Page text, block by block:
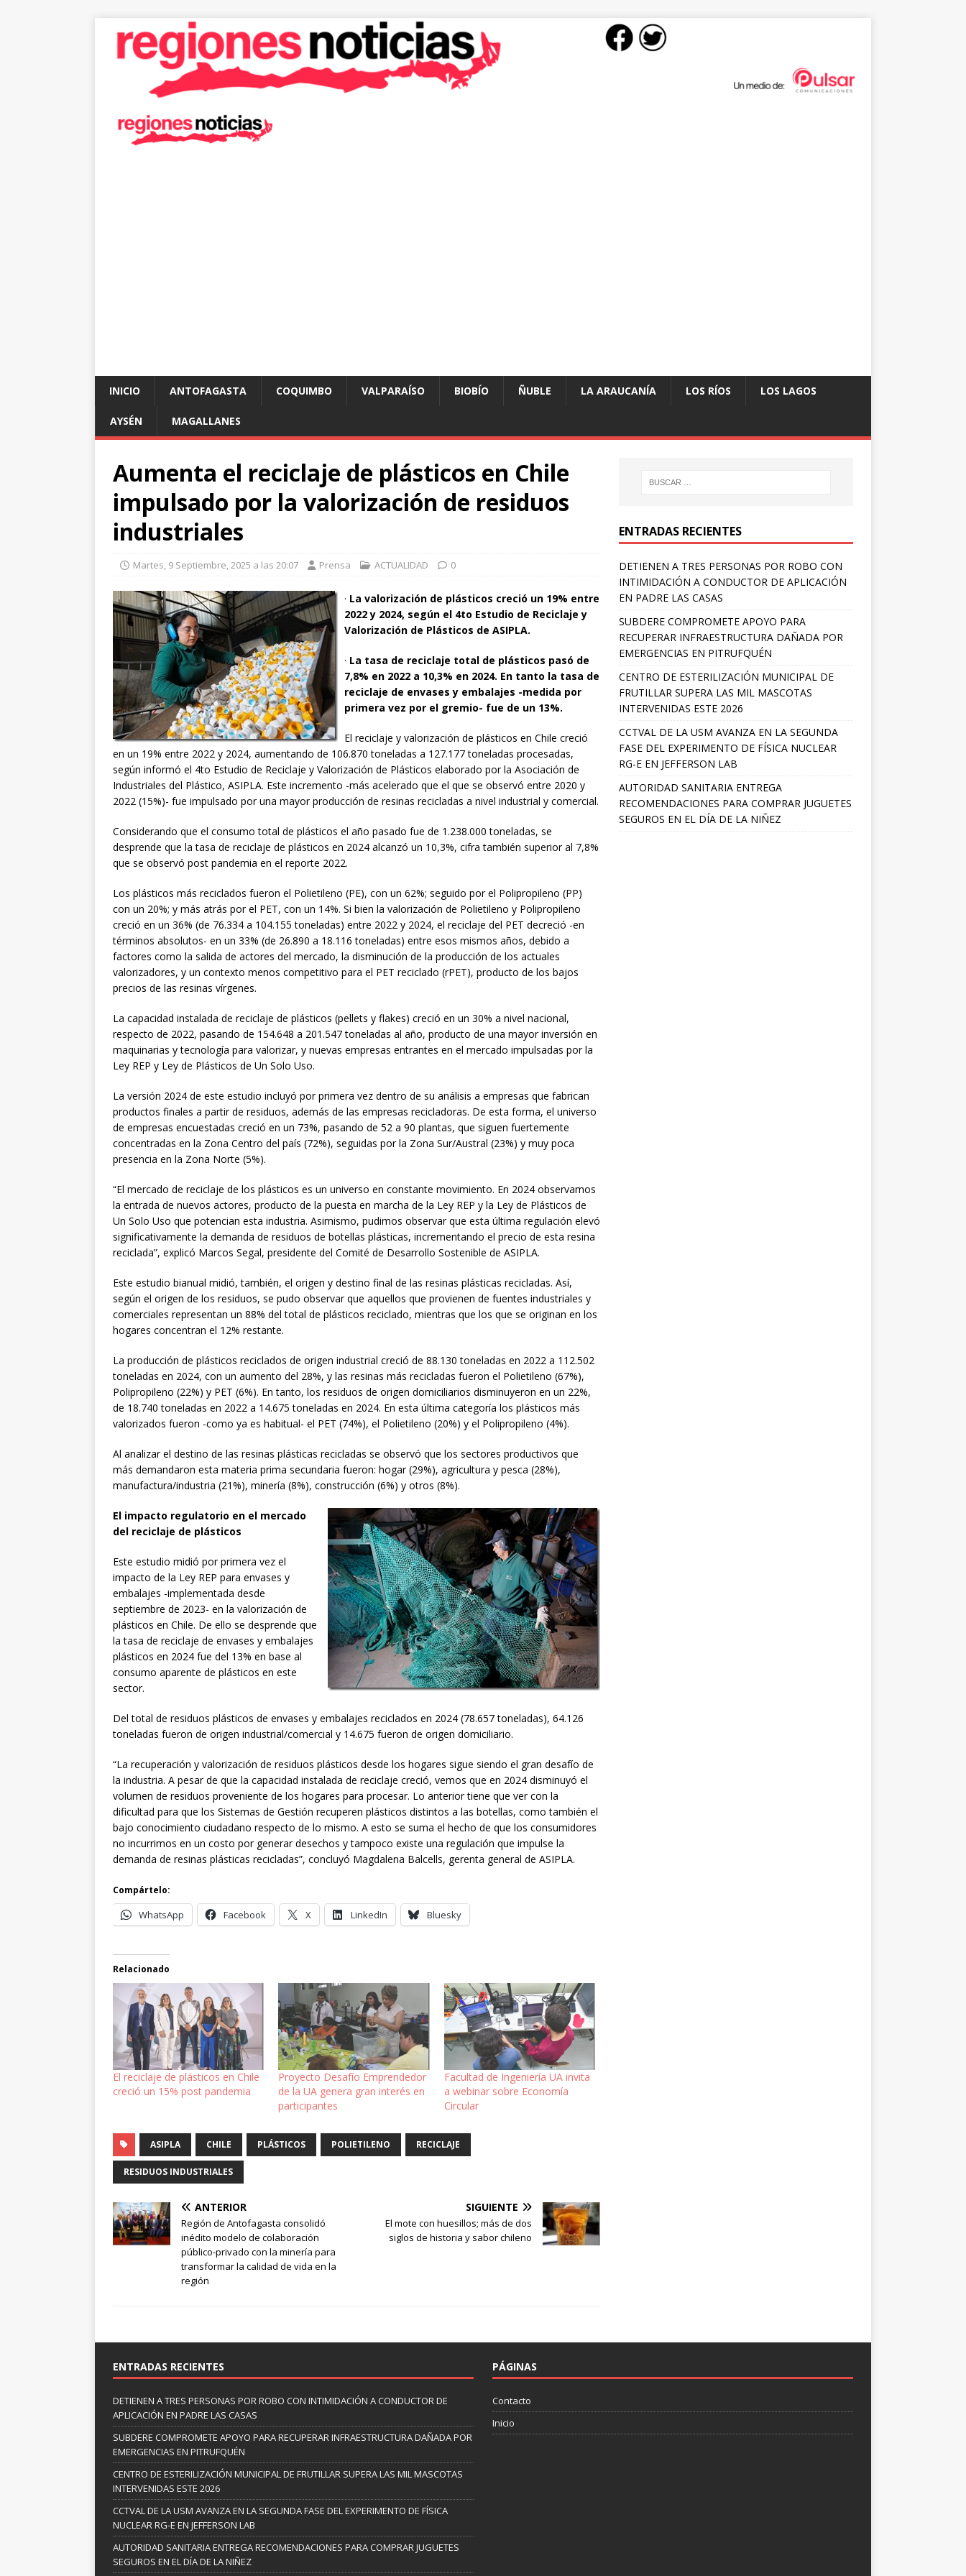
INICIO ANTOFAGASTA COQUIMBO VALPARAÍSO BIOBÍO ÑUBLE LA ARAUCANÍA LOS RÍOS LOS LAGOS
AYSÉN MAGALLANES
Aumenta el reciclaje de plásticos en Chile
impulsado por la valorización de residuos
industriales
Martes, 9 Septiembre, 2025 a las 20:07 Prensa ACTUALIDAD 0
· La valorización de plásticos creció un 19% entre
2022 y 2024, según el 4to Estudio de Reciclaje y
Valorización de Plásticos de ASIPLA.
· La tasa de reciclaje total de plásticos pasó de
7,8% en 2022 a 10,3% en 2024. En tanto la tasa de
reciclaje de envases y embalajes -medida por
primera vez por el gremio- fue de un 13%.
El reciclaje y valorización de plásticos en Chile creció
en un 19% entre 2022 y 2024, aumentando de 106.870 toneladas a 127.177 toneladas procesadas,
según informó el 4to Estudio de Reciclaje y Valorización de Plásticos elaborado por la Asociación de
Industriales del Plástico, ASIPLA. Este incremento -más acelerado que el que se observó entre 2020 y
2022 (15%)- fue impulsado por una mayor producción de resinas recicladas a nivel industrial y comercial.
Considerando que el consumo total de plásticos el año pasado fue de 1.238.000 toneladas, se
desprende que la tasa de reciclaje de plásticos en 2024 alcanzó un 10,3%, cifra también superior al 7,8%
que se observó post pandemia en el reporte 2022.
Los plásticos más reciclados fueron el Polietileno (PE), con un 62%; seguido por el Polipropileno (PP)
con un 20%; y más atrás por el PET, con un 14%. Si bien la valorización de Polietileno y Polipropileno
creció en un 36% (de 76.334 a 104.155 toneladas) entre 2022 y 2024, el reciclaje del PET decreció -en
términos absolutos- en un 33% (de 26.890 a 18.116 toneladas) entre esos mismos años, debido a
factores como la salida de actores del mercado, la disminución de la producción de los actuales
valorizadores, y un contexto menos competitivo para el PET reciclado (rPET), producto de los bajos
precios de las resinas vírgenes.
La capacidad instalada de reciclaje de plásticos (pellets y flakes) creció en un 30% a nivel nacional,
respecto de 2022, pasando de 154.648 a 201.547 toneladas al año, producto de una mayor inversión en
maquinarias y tecnología para valorizar, y nuevas empresas entrantes en el mercado impulsadas por la
Ley REP y Ley de Plásticos de Un Solo Uso.
La versión 2024 de este estudio incluyó por primera vez dentro de su análisis a empresas que fabrican
productos finales a partir de residuos, además de las empresas recicladoras. De esta forma, el universo
de empresas encuestadas creció en un 73%, pasando de 52 a 90 plantas, que siguen fuertemente
concentradas en la Zona Centro del país (72%), seguidas por la Zona Sur/Austral (23%) y muy poca
presencia en la Zona Norte (5%).
“El mercado de reciclaje de los plásticos es un universo en constante movimiento. En 2024 observamos
la entrada de nuevos actores, producto de la puesta en marcha de la Ley REP y la Ley de Plásticos de
Un Solo Uso que potencian esta industria. Asimismo, pudimos observar que esta última regulación elevó
significativamente la demanda de residuos de botellas plásticas, incrementando el precio de esta resina
reciclada”, explicó Marcos Segal, presidente del Comité de Desarrollo Sostenible de ASIPLA.
Este estudio bianual midió, también, el origen y destino final de las resinas plásticas recicladas. Así,
según el origen de los residuos, se pudo observar que aquellos que provienen de fuentes industriales y
comerciales representan un 88% del total de plásticos reciclado, mientras que los que se originan en los
hogares concentran el 12% restante.
La producción de plásticos reciclados de origen industrial creció de 88.130 toneladas en 2022 a 112.502
toneladas en 2024, con un aumento del 28%, y las resinas más recicladas fueron el Polietileno (67%),
Polipropileno (22%) y PET (6%). En tanto, los residuos de origen domiciliarios disminuyeron en un 22%,
de 18.740 toneladas en 2022 a 14.675 toneladas en 2024. En esta última categoría los plásticos más
valorizados fueron -como ya es habitual- el PET (74%), el Polietileno (20%) y el Polipropileno (4%).
Al analizar el destino de las resinas plásticas recicladas se observó que los sectores productivos que
más demandaron esta materia prima secundaria fueron: hogar (29%), agricultura y pesca (28%),
manufactura/industria (21%), minería (8%), construcción (6%) y otros (8%).
El impacto regulatorio en el mercado
del reciclaje de plásticos
Este estudio midió por primera vez el
impacto de la Ley REP para envases y
embalajes -implementada desde
septiembre de 2023- en la valorización de
plásticos en Chile. De ello se desprende que
la tasa de reciclaje de envases y embalajes
plásticos en 2024 fue del 13% en base al
consumo aparente de plásticos en este
sector.
Del total de residuos plásticos de envases y embalajes reciclados en 2024 (78.657 toneladas), 64.126
toneladas fueron de origen industrial/comercial y 14.675 fueron de origen domiciliario.
“La recuperación y valorización de residuos plásticos desde los hogares sigue siendo el gran desafío de
la industria. A pesar de que la capacidad instalada de reciclaje creció, vemos que en 2024 disminuyó el
volumen de residuos proveniente de los hogares para procesar. Lo anterior tiene que ver con la
dificultad para que los Sistemas de Gestión recuperen plásticos distintos a las botellas, como también el
bajo conocimiento ciudadano respecto de lo mismo. A esto se suma el hecho de que los consumidores
no incurrimos en un costo por generar desechos y tampoco existe una regulación que impulse la
demanda de resinas plásticas recicladas”, concluyó Magdalena Balcells, gerenta general de ASIPLA.
Compártelo:
WhatsApp Facebook X LinkedIn Bluesky
Relacionado
El reciclaje de plásticos en Chile
creció un 15% post pandemia
Proyecto Desafío Emprendedor
de la UA genera gran interés en
participantes
Facultad de Ingeniería UA invita
a webinar sobre Economía
Circular
ASIPLA CHILE PLÁSTICOS POLIETILENO RECICLAJE
RESIDUOS INDUSTRIALES
ANTERIOR
Región de Antofagasta consolidó
inédito modelo de colaboración
público-privado con la minería para
transformar la calidad de vida en la
región
SIGUIENTE
El mote con huesillos; más de dos
siglos de historia y sabor chileno
ENTRADAS RECIENTES
DETIENEN A TRES PERSONAS POR ROBO CON
INTIMIDACIÓN A CONDUCTOR DE APLICACIÓN
EN PADRE LAS CASAS
SUBDERE COMPROMETE APOYO PARA
RECUPERAR INFRAESTRUCTURA DAÑADA POR
EMERGENCIAS EN PITRUFQUÉN
CENTRO DE ESTERILIZACIÓN MUNICIPAL DE
FRUTILLAR SUPERA LAS MIL MASCOTAS
INTERVENIDAS ESTE 2026
CCTVAL DE LA USM AVANZA EN LA SEGUNDA
FASE DEL EXPERIMENTO DE FÍSICA NUCLEAR
RG-E EN JEFFERSON LAB
AUTORIDAD SANITARIA ENTREGA
RECOMENDACIONES PARA COMPRAR JUGUETES
SEGUROS EN EL DÍA DE LA NIÑEZ
ENTRADAS RECIENTES
DETIENEN A TRES PERSONAS POR ROBO CON INTIMIDACIÓN A CONDUCTOR DE
APLICACIÓN EN PADRE LAS CASAS
SUBDERE COMPROMETE APOYO PARA RECUPERAR INFRAESTRUCTURA DAÑADA POR
EMERGENCIAS EN PITRUFQUÉN
CENTRO DE ESTERILIZACIÓN MUNICIPAL DE FRUTILLAR SUPERA LAS MIL MASCOTAS
INTERVENIDAS ESTE 2026
CCTVAL DE LA USM AVANZA EN LA SEGUNDA FASE DEL EXPERIMENTO DE FÍSICA
NUCLEAR RG-E EN JEFFERSON LAB
AUTORIDAD SANITARIA ENTREGA RECOMENDACIONES PARA COMPRAR JUGUETES
SEGUROS EN EL DÍA DE LA NIÑEZ
PÁGINAS
Contacto
Inicio